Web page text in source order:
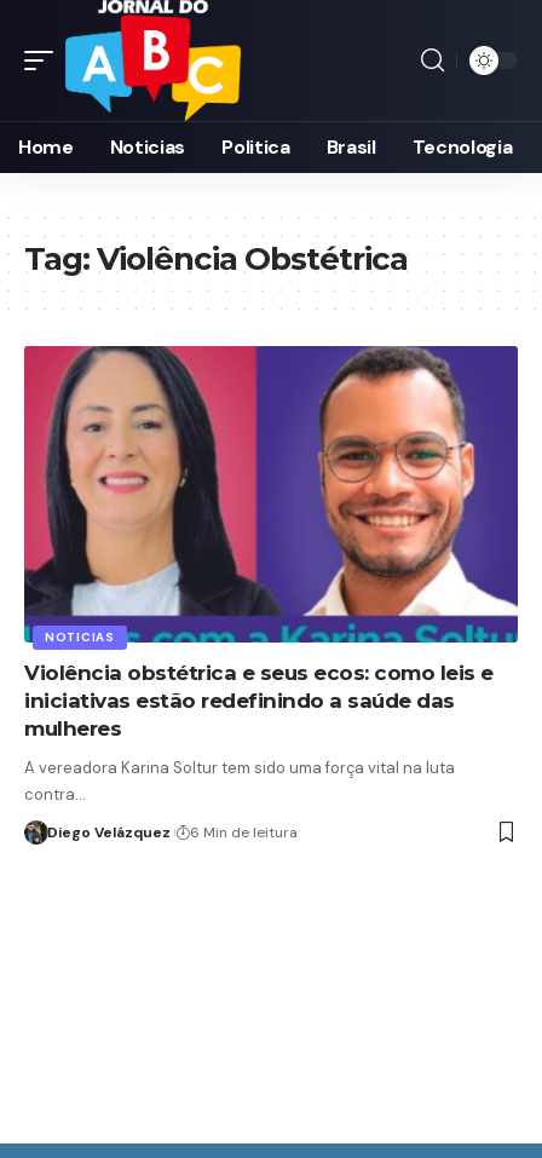
Home Noticias Politica Brasil Tecnologia
Tag:Violência Obstétrica
NOTICIAS
Violência obstétrica e seus ecos: como leis e
iniciativas estão redefinindo a saúde das
mulheres
A vereadora Karina Soltur tem sido uma força vital na luta
contra…
Diego Velázquez 6 Min de leitura